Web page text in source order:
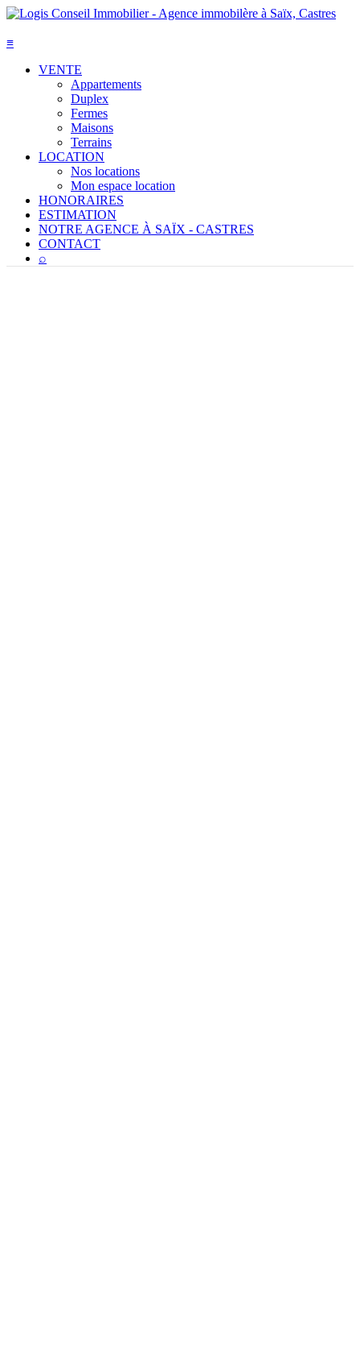
≡
VENTE
Appartements
Duplex
Fermes
Maisons
Terrains
LOCATION
Nos locations
Mon espace location
HONORAIRES
ESTIMATION
NOTRE AGENCE À SAÏX - CASTRES
CONTACT
⌕